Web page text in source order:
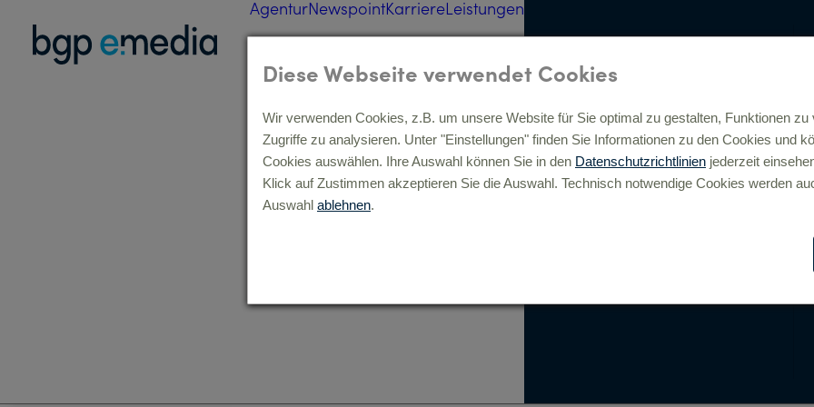
Diese Webseite verwendet Cookies
Wir verwenden Cookies, z.B. um unsere Website für Sie optimal zu gestalten, Funktionen zu
Zugriffe zu analysieren. Unter "Einstellungen" finden Sie Informationen zu den Cookies und
Cookies auswählen. Ihre Auswahl können Sie in den Datenschutzrichtlinien jederzeit
Klick auf Zustimmen akzeptieren Sie die Auswahl. Technisch notwendige Cookies werden
Auswahl ablehnen.
AgenturNewspointKarriereLeistungen
Strategie, Beratung, digitale
Transformation »
Analyse »
Full-Service Beratung »
Digitale Prozesse &